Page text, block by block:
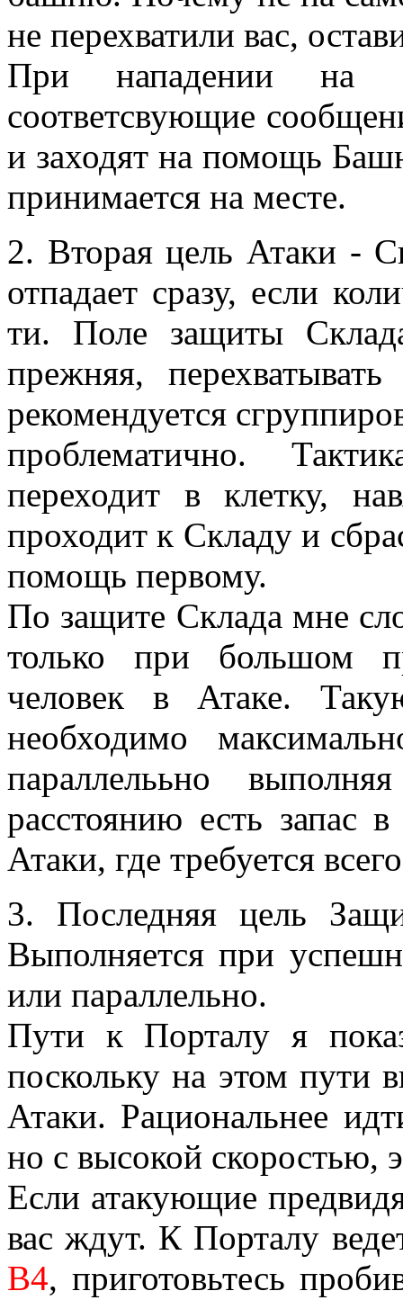
не перехватили вас,
При нападении на
соответсвующие
и заходят на помощь
принимается на месте.
2. Вторая цель Атаки -
отпадает сразу, если
ти. Поле защиты
прежняя,
рекомендуется
проблематично.
переходит в клетку,
проходит к Складу и
помощь первому.
По защите Склада мне
только при большом
человек в Атаке.
необходимо
параллелььно
расстоянию есть запас
Атаки, где требуется
3. Последняя цель
Выполняется при
или параллельно.
Пути к Порталу я
поскольку на этом пути
Атаки. Рациональнее
но с высокой скоростью,
Если атакующие
вас ждут. К Порталу
В4, приготовьтесь